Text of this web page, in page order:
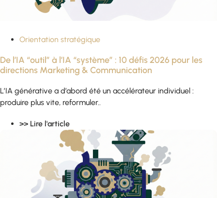
Orientation stratégique
De l’IA “outil” à l’IA “système” : 10 défis 2026 pour les
directions Marketing & Communication
L’IA générative a d’abord été un accélérateur individuel :
produire plus vite, reformuler..
>> Lire l'article